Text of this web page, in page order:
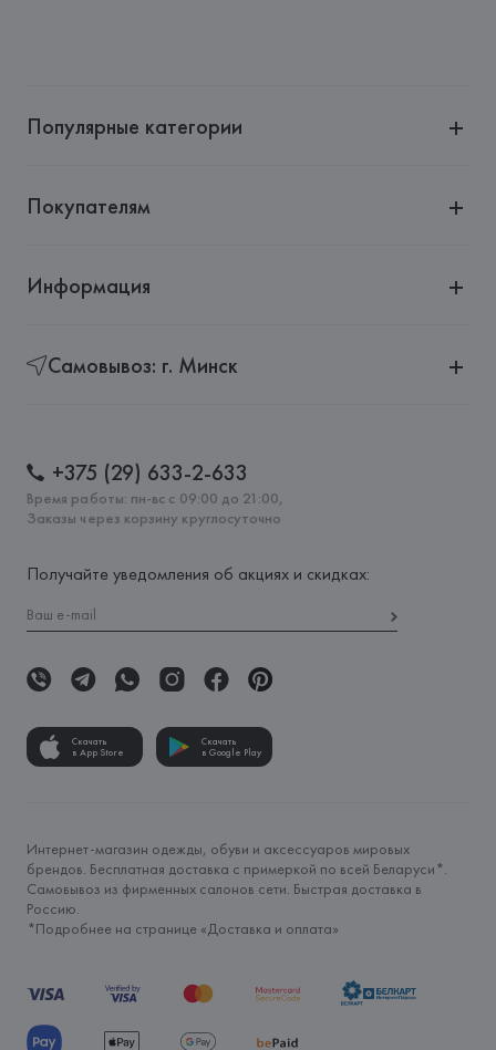
Страна происхождения товара:
Популярные категории
Покупателям
Информация
Самовывоз: г. Минск
+375 (29) 633-2-633
Время работы: пн-вс с 09:00 до 21:00,
Заказы через корзину круглосуточно
Получайте уведомления об акциях и скидках:
Скачать
в App Store
Скачать
в Google Play
Интернет-магазин одежды, обуви и аксессуаров мировых
брендов. Бесплатная доставка с примеркой по всей Беларуси*.
Самовывоз из фирменных салонов сети. Быстрая доставка в
Россию.
*Подробнее на странице «Доставка и оплата»